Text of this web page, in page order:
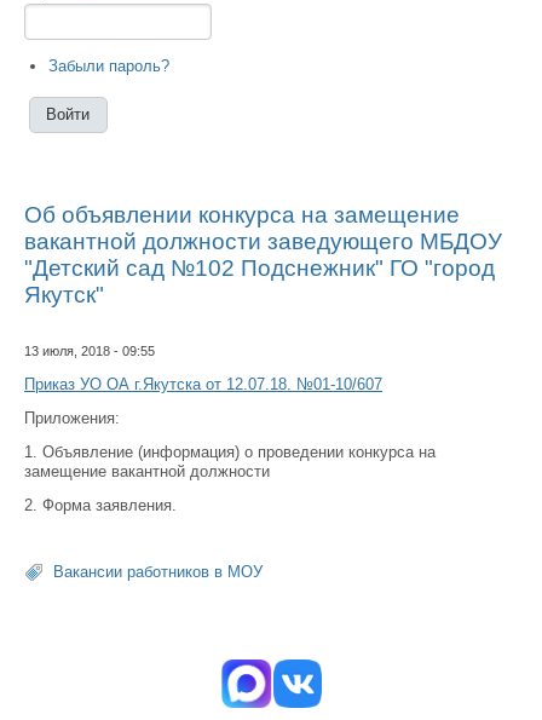
Забыли пароль?
Об объявлении конкурса на замещение
вакантной должности заведующего МБДОУ
"Детский сад №102 Подснежник" ГО "город
Якутск"
13 июля, 2018 - 09:55
Приказ УО ОА г.Якутска от 12.07.18. №01-10/607
Приложения:
1. Объявление (информация) о проведении конкурса на
замещение вакантной должности
2. Форма заявления.
Вакансии работников в МОУ